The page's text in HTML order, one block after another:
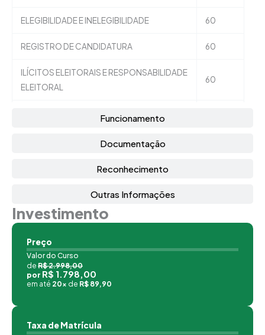
Funcionamento
Documentação
Reconhecimento
Outras Informações
ELEGIBILIDADE E INELEGIBILIDADE 60
REGISTRO DE CANDIDATURA 60
ILÍCITOS ELEITORAIS E RESPONSABILIDADE
ELEITORAL
60
AÇÕES ELEITORAIS E RECURSOS
METODOLOGIA DA PESQUISA CIENTÍFICA
CONSTITUCIONALISMO, DEMOCRACIA E
MEDIAÇÃO DE CONFLITOS
Investimento
Preço
Valor do Curso
de R$ 2.998,00
por R$ 1.798,00
em até 20x de R$ 89,90
Taxa de Matrícula